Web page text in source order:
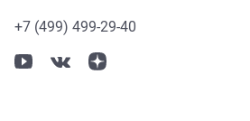
+7 (499) 499-29-40